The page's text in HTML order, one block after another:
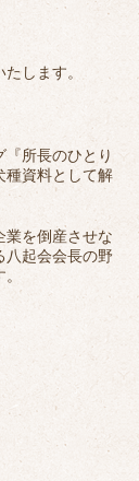
します。
所長のひとり
種資料として解
業を倒産させな
八起会会長の野